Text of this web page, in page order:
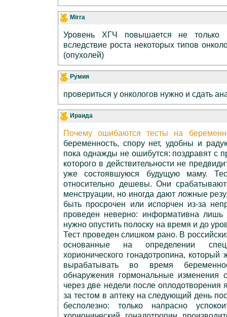
Mirra
Уровень ХГЧ повышается не только
вследствие роста некоторых типов
(опухолей)
Румия
провериться у онкологов нужно и сдать
Ираида
Почему ошибаются тесты на
беременность, спору нет, удобны и
пока однажды не ошибутся: поздравят с
которого в действительности не
уже состоявшуюся будущую маму.
относительно дешевы. Они
менструации, но иногда дают ложные
быть просрочен или испорчен из-за
проведен неверно: информативна лишь
нужно опустить полоску на время и до
Тест проведен слишком рано. В
основанные на определении
хорионического гонадотропина, который
вырабатывать во время
обнаружения гормональные изменения
через две недели после оплодотворения
за тестом в аптеку на следующий день
бесполезно: только напрасно